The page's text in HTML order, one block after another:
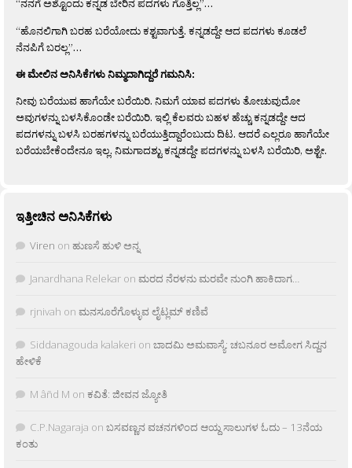
“ನನಗೆ ಅಶ್ಟೊಂದು ಕನ್ನಡ ಬೇರಿನ ಪದಗಳು ಗೊತ್ತಿಲ್ಲ”…
“ಹೊನಲಿಗಾಗಿ ಬರಹ ಬರೆಯೋದು ಕಶ್ಟವಾಗುತ್ತೆ. ಕನ್ನಡದ್ದೇ ಆದ ಪದಗಳು ಕೂಡಲೆ
ನೆನಪಿಗೆ ಬರಲ್ಲ”…
ಈ ಮೇಲಿನ ಅನಿಸಿಕೆಗಳು ನಿಮ್ಮದಾಗಿದ್ದರೆ ಗಮನಿಸಿ:
ನೀವು ಬರೆಯುವ ಹಾಗೆಯೇ ಬರೆಯಿರಿ. ನಿಮಗೆ ಯಾವ ಪದಗಳು ತೋಚುವುದೋ
ಅವುಗಳನ್ನು ಬಳಸಿಕೊಂಡೇ ಬರೆಯಿರಿ. ಇಲ್ಲಿ ಕೆಲವರು ಬಹಳ ಹೆಚ್ಚು ಕನ್ನಡದ್ದೇ ಆದ
ಪದಗಳನ್ನು ಬಳಸಿ ಬರಹಗಳನ್ನು ಬರೆಯುತ್ತಿದ್ದಾರೆಂಬುದು ದಿಟ. ಆದರೆ ಎಲ್ಲರೂ ಹಾಗೆಯೇ
ಬರೆಯಬೇಕೆಂದೇನೂ ಇಲ್ಲ. ನಿಮಗಾದಶ್ಟು ಕನ್ನಡದ್ದೇ ಪದಗಳನ್ನು ಬಳಸಿ ಬರೆಯಿರಿ, ಅಶ್ಟೇ.
ಇತ್ತೀಚಿನ ಅನಿಸಿಕೆಗಳು
Viren on ಹುಣಸೆ ಹುಳಿ ಅನ್ನ
Janardhana Relekar on ಮರದ ನೆರಳನು ಮರವೇ ನುಂಗಿ ಹಾಕಿದಾಗ…
rjnivah on ಮನಸೂರೆಗೊಳ್ಳುವ ಲೈಟ್ಲಮ್ ಕಣಿವೆ
Siddanagouda kalakeri on ಬಾದಮಿ ಅಮವಾಸ್ಯೆ: ಚಬನೂರ ಅಮೋಗ ಸಿದ್ದನ
ಹೇಳಿಕೆ
M âñd M on ಕವಿತೆ: ಜೀವನ ಜ್ಯೋತಿ
C.P.Nagaraja on ಬಸವಣ್ಣನ ವಚನಗಳಿಂದ ಆಯ್ದ ಸಾಲುಗಳ ಓದು – 13ನೆಯ
ಕಂತು